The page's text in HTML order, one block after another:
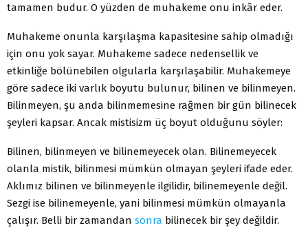
tamamen budur. O yüzden de muhakeme onu inkâr eder.
Muhakeme onunla karşılaşma kapasitesine sahip olmadığı
için onu yok sayar. Muhakeme sadece nedensellik ve
etkinliğe bölünebilen olgularla karşılaşabilir. Muhakemeye
göre sadece iki varlık boyutu bulunur, bilinen ve bilinmeyen.
Bilinmeyen, şu anda bilinmemesine rağmen bir gün bilinecek
şeyleri kapsar. Ancak mistisizm üç boyut olduğunu söyler:
Bilinen, bilinmeyen ve bilinemeyecek olan. Bilinemeyecek
olanla mistik, bilinmesi mümkün olmayan şeyleri ifade eder.
Aklımız bilinen ve bilinmeyenle ilgilidir, bilinemeyenle değil.
Sezgi ise bilinemeyenle, yani bilinmesi mümkün olmayanla
çalışır. Belli bir zamandan sonra bilinecek bir şey değildir.